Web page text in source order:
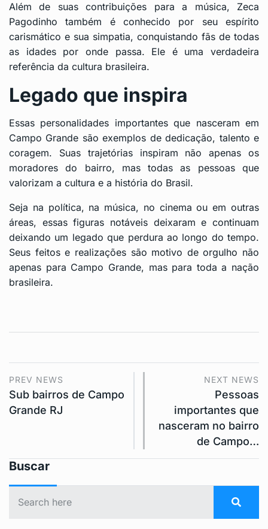
Além de suas contribuições para a música, Zeca
Pagodinho também é conhecido por seu espírito
carismático e sua simpatia, conquistando fãs de todas
as idades por onde passa. Ele é uma verdadeira
referência da cultura brasileira.
Legado que inspira
Essas personalidades importantes que nasceram em
Campo Grande são exemplos de dedicação, talento e
coragem. Suas trajetórias inspiram não apenas os
moradores do bairro, mas todas as pessoas que
valorizam a cultura e a história do Brasil.
Seja na política, na música, no cinema ou em outras
áreas, essas figuras notáveis deixaram e continuam
deixando um legado que perdura ao longo do tempo.
Seus feitos e realizações são motivo de orgulho não
apenas para Campo Grande, mas para toda a nação
brasileira.
PREV NEWS
Sub bairros de Campo
Grande RJ
NEXT NEWS
Pessoas
importantes que
nasceram no bairro
de Campo…
Buscar